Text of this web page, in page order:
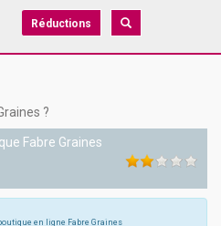
Réductions
?
Fabre Graines
en ligne Fabre Graines